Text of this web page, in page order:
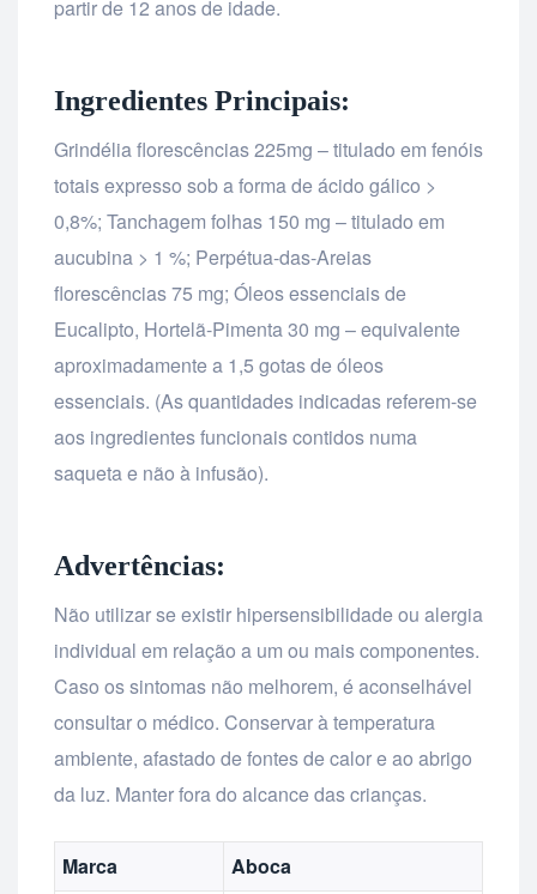
partir de 12 anos de idade.
Ingredientes Principais:
Grindélia florescências 225mg – titulado em fenóis
totais expresso sob a forma de ácido gálico >
0,8%; Tanchagem folhas 150 mg – titulado em
aucubina > 1 %; Perpétua-das-Areias
florescências 75 mg; Óleos essenciais de
Eucalipto, Hortelã-Pimenta 30 mg – equivalente
aproximadamente a 1,5 gotas de óleos
essenciais. (As quantidades indicadas referem-se
aos ingredientes funcionais contidos numa
saqueta e não à infusão).
Advertências:
Não utilizar se existir hipersensibilidade ou alergia
individual em relação a um ou mais componentes.
Caso os sintomas não melhorem, é aconselhável
consultar o médico. Conservar à temperatura
ambiente, afastado de fontes de calor e ao abrigo
da luz. Manter fora do alcance das crianças.
Marca
Aboca